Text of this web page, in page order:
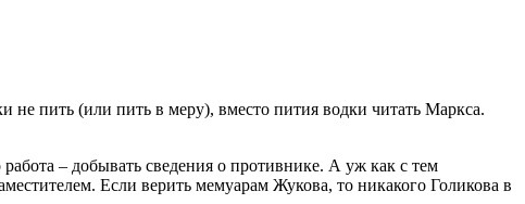
не пить (или пить в меру), вместо пития водки читать Маркса.
– добывать сведения о противнике. А уж как с тем
Если верить мемуарам Жукова, то никакого Голикова в